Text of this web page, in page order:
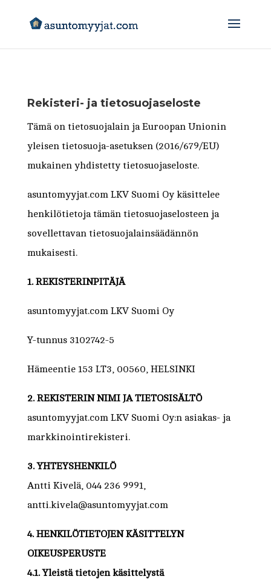
Rekisteri- ja tietosuojaseloste
Tämä on tietosuojalain ja Euroopan Unionin
yleisen tietosuoja-asetuksen (2016/679/EU)
mukainen yhdistetty tietosuojaseloste.
asuntomyyjat.com LKV Suomi Oy käsittelee
henkilötietoja tämän tietosuojaselosteen ja
sovellettavan tietosuojalainsäädännön
mukaisesti.
1. REKISTERINPITÄJÄ
asuntomyyjat.com LKV Suomi Oy
Y-tunnus 3102742-5
Hämeentie 153 LT3, 00560, HELSINKI
2. REKISTERIN NIMI JA TIETOSISÄLTÖ
asuntomyyjat.com LKV Suomi Oy:n asiakas- ja
markkinointirekisteri.
3. YHTEYSHENKILÖ
Antti Kivelä, 044 236 9991,
antti.kivela@asuntomyyjat.com
4. HENKILÖTIETOJEN KÄSITTELYN
OIKEUSPERUSTE
4.1. Yleistä tietojen käsittelystä